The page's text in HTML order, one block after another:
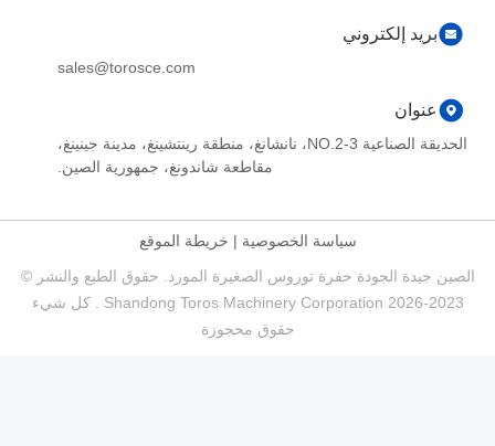
بريد إلكتروني
sales@torosce.com
عنوان
الحديقة الصناعية NO.2-3، نانشانغ، منطقة رينتشينغ، مدينة جينينغ،
مقاطعة شاندونغ، جمهورية الصين.
سياسة الخصوصية|خريطة الموقع
الصين جيدة الجودة حفرة توروس الصغيرة المورد. حقوق الطبع والنشر ©
2023-2026 Shandong Toros Machinery Corporation . كل شيء
حقوق محجوزة